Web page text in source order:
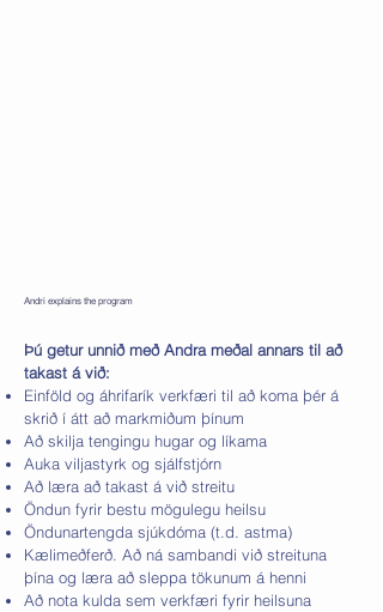
Andri explains the program
Þú getur unnið með Andra meðal annars til að
takast á við:
Einföld og áhrifarík verkfæri til að koma þér á
skrið í átt að markmiðum þínum
Að skilja tengingu hugar og líkama
Auka viljastyrk og sjálfstjórn
Að læra að takast á við streitu
Öndun fyrir bestu mögulegu heilsu
Öndunartengda sjúkdóma (t.d. astma)
Kælimeðferð. Að ná sambandi við streituna
þína og læra að sleppa tökunum á henni
Að nota kulda sem verkfæri fyrir heilsuna